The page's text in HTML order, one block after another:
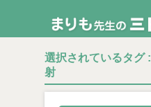
選択されているタグ :
射